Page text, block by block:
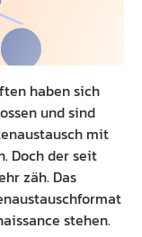
haben sich
und sind
mit
Doch der seit
zäh. Das
stehen.